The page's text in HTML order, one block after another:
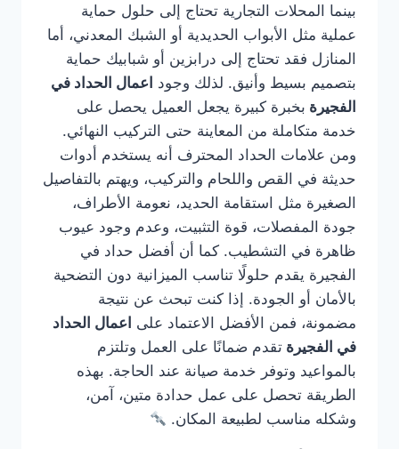
بينما المحلات التجارية تحتاج إلى حلول حماية
عملية مثل الأبواب الحديدية أو الشبك المعدني، أما
المنازل فقد تحتاج إلى درابزين أو شبابيك حماية
بتصميم بسيط وأنيق. لذلك وجود اعمال الحداد في
الفجيرة بخبرة كبيرة يجعل العميل يحصل على
خدمة متكاملة من المعاينة حتى التركيب النهائي.
ومن علامات الحداد المحترف أنه يستخدم أدوات
حديثة في القص واللحام والتركيب، ويهتم بالتفاصيل
الصغيرة مثل استقامة الحديد، نعومة الأطراف،
جودة المفصلات، قوة التثبيت، وعدم وجود عيوب
ظاهرة في التشطيب. كما أن أفضل حداد في
الفجيرة يقدم حلولًا تناسب الميزانية دون التضحية
بالأمان أو الجودة. إذا كنت تبحث عن نتيجة
مضمونة، فمن الأفضل الاعتماد على اعمال الحداد
في الفجيرة تقدم ضمانًا على العمل وتلتزم
بالمواعيد وتوفر خدمة صيانة عند الحاجة. بهذه
الطريقة تحصل على عمل حدادة متين، آمن،
وشكله مناسب لطبيعة المكان.